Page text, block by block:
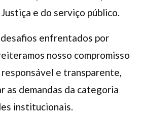
e do serviço público.
desafios enfrentados por
nosso compromisso
e transparente,
as demandas da categoria
institucionais.